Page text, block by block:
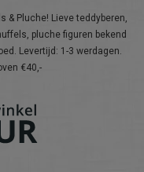
& Pluche! Lieve teddyberen,
pluche figuren bekend
Levertijd: 1-3 werdagen.
€40,-